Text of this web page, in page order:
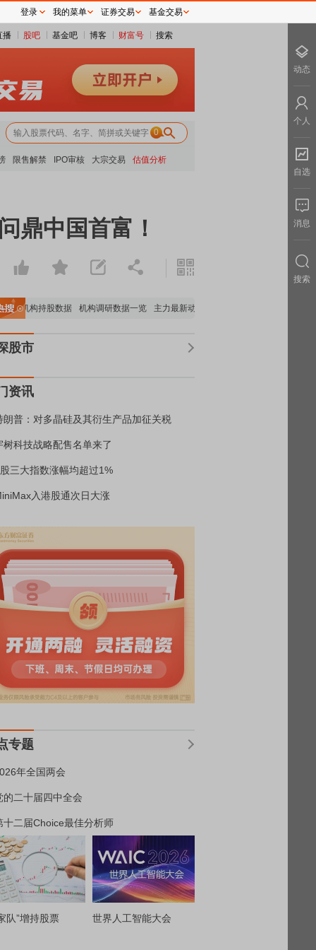
播 股吧 基金吧 博客 财富号 搜索
0
限售解禁 IPO审核 大宗交易 估值分析
鼎中国首富！
机构持股数据 机构调研数据一览 主力最新动向
股市
资讯
朗普：对多晶硅及其衍生产品加征关税
树科技战略配售名单来了
三大指数涨幅均超过1%
入港股通次日大涨
专题
年全国两会
的二十届四中全会
十二届Choice最佳分析师
队”增持股票 世界人工智能大会
登录 我的菜单 证券交易 基金交易
动态
个人
自选
消息
搜索